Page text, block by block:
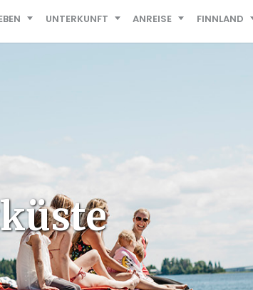
UNTERKUNFT ANREISE FINNLAND